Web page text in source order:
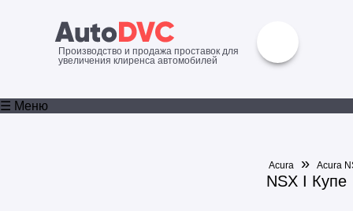
Производство и продажа проставок для
увеличения клиренса автомобилей
☰ Меню
Acura » Acura
NSX I Купе